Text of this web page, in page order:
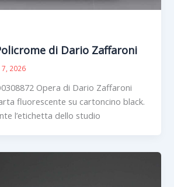
di Dario Zaffaroni
2026
Opera di Dario Zaffaroni
fluorescente su cartoncino black.
l’etichetta dello studio